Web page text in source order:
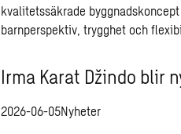
kvalitetssäkrade
barnperspektiv, trygghet och
Irma Karat Džindo blir
2026-06-05Nyheter